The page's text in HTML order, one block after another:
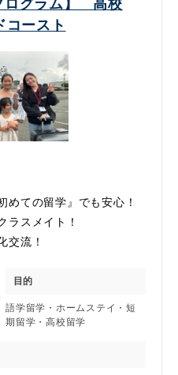
ログラム】 高校
ースト
めての留学』でも安心！
ラスメイト！
交流！
目的
語学留学・ホームステイ・短
期留学・高校留学